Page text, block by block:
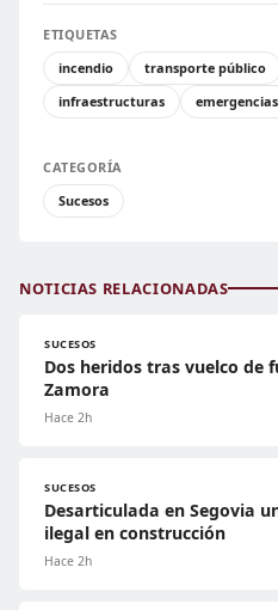
ETIQUETAS
incendio
transporte público
infraestructuras
emergencias
CATEGORÍA
Sucesos
NOTICIAS RELACIONADAS
SUCESOS
Dos heridos tras vuelco de
Zamora
Hace 2h
SUCESOS
Desarticulada en Segovia
ilegal en construcción
Hace 2h